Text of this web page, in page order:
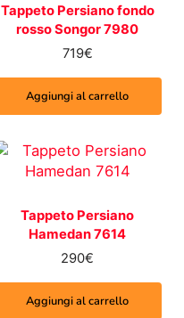
Tappeto Persiano fondo
rosso Songor 7980
719€
Aggiungi al carrello
Tappeto Persiano
Hamedan 7614
290€
Aggiungi al carrello